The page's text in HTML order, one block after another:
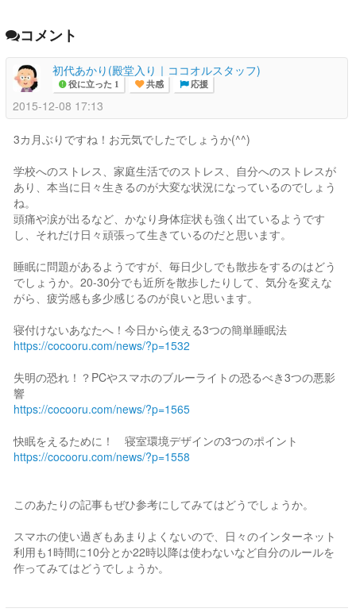
コメント
初代あかり(殿堂入り｜ココオルスタッフ)
役に立った 1 共感 応援
2015-12-08 17:13
3カ月ぶりですね！お元気でしたでしょうか(^^)
学校へのストレス、家庭生活でのストレス、自分へのストレスが
あり、本当に日々生きるのが大変な状況になっているのでしょう
ね。
頭痛や涙が出るなど、かなり身体症状も強く出ているようです
し、それだけ日々頑張って生きているのだと思います。
睡眠に問題があるようですが、毎日少しでも散歩をするのはどう
でしょうか。20-30分でも近所を散歩したりして、気分を変えな
がら、疲労感も多少感じるのが良いと思います。
寝付けないあなたへ！今日から使える3つの簡単睡眠法
https://cocooru.com/news/?p=1532
失明の恐れ！？PCやスマホのブルーライトの恐るべき3つの悪影
響
https://cocooru.com/news/?p=1565
快眠をえるために！ 寝室環境デザインの3つのポイント
https://cocooru.com/news/?p=1558
このあたりの記事もぜひ参考にしてみてはどうでしょうか。
スマホの使い過ぎもあまりよくないので、日々のインターネット
利用も1時間に10分とか22時以降は使わないなど自分のルールを
作ってみてはどうでしょうか。